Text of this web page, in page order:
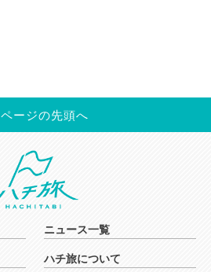
ページの先頭へ
ニュース一覧
ハチ旅について